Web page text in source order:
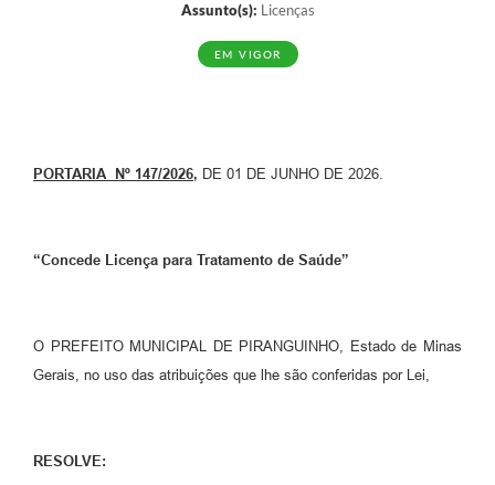
Assunto(s): Licenças
EM VIGOR
PORTARIA Nº 147/2026, DE 01 DE JUNHO DE 2026.
“Concede Licença para Tratamento de Saúde”
O PREFEITO MUNICIPAL DE PIRANGUINHO, Estado de Minas
Gerais, no uso das atribuições que lhe são conferidas por Lei,
RESOLVE: